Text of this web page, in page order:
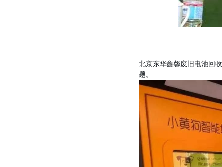
北京东华鑫馨废旧电池回
题。